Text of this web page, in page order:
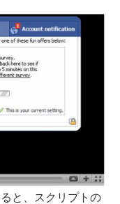
と、スクリプトの